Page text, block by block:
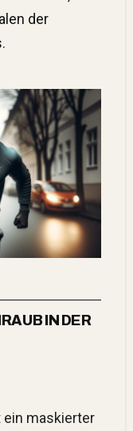
der
.
IN DER